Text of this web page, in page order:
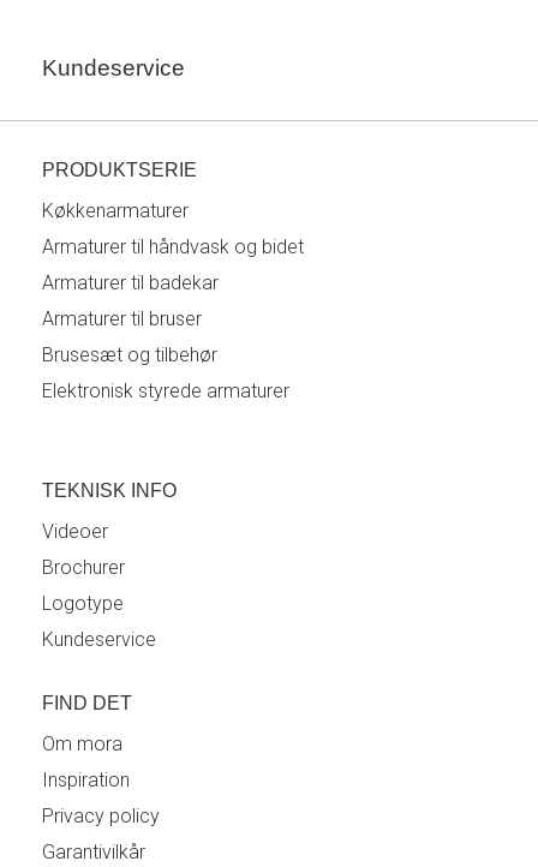
Kundeservice
PRODUKTSERIE
Køkkenarmaturer
Armaturer til håndvask og bidet
Armaturer til badekar
Armaturer til bruser
Brusesæt og tilbehør
Elektronisk styrede armaturer
TEKNISK INFO
Videoer
Brochurer
Logotype
Kundeservice
FIND DET
Om mora
Inspiration
Privacy policy
Garantivilkår